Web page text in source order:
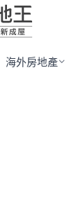
海外房地產